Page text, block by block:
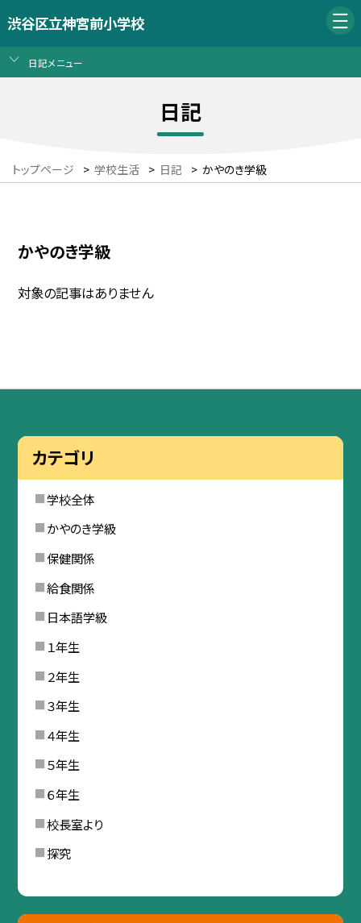
渋谷区立神宮前小学校
日記メニュー
日記
トップページ > 学校生活 > 日記 > かやのき学級
かやのき学級
対象の記事はありません
カテゴリ
学校全体
かやのき学級
保健関係
給食関係
日本語学級
１年生
２年生
３年生
４年生
５年生
６年生
校長室より
探究